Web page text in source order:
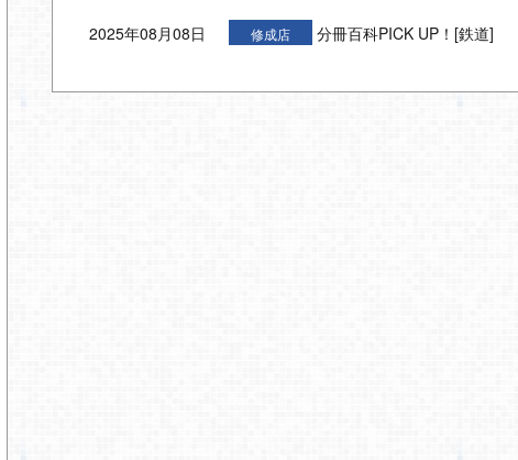
2025年08月08日 修成店 分冊百科PICK UP！[鉄道]